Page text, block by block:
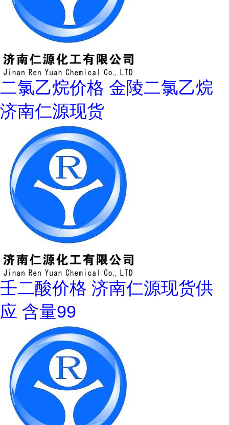
二氯乙烷价格 金陵二氯乙烷
济南仁源现货
壬二酸价格 济南仁源现货供
应 含量99